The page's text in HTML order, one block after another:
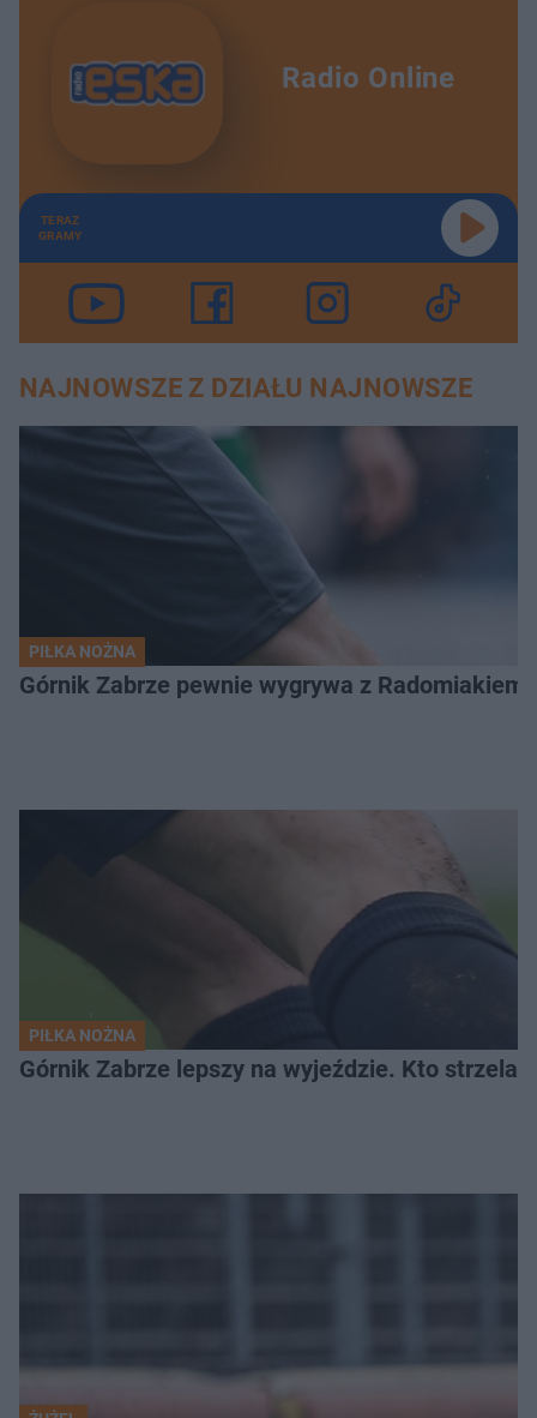
Radio Online
TERAZ
GRAMY
NAJNOWSZE Z DZIAŁU NAJNOWSZE
PIŁKA NOŻNA
Górnik Zabrze pewnie wygrywa z
PIŁKA NOŻNA
Górnik Zabrze lepszy na wyjeździe. Kto strzelał